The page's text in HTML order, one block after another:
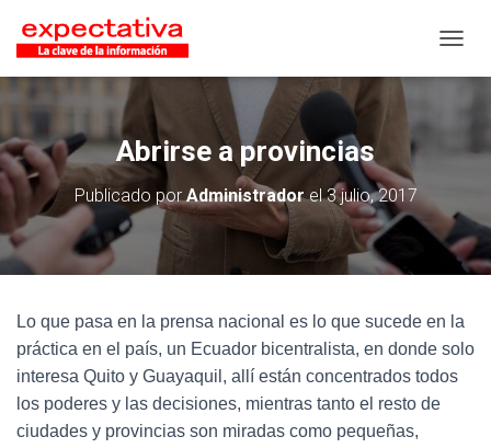
Abrirse a provincias
Publicado porAdministradorel3 julio, 2017
Lo que pasa en la prensa nacional es lo que sucede en la
práctica en el país, un Ecuador bicentralista, en donde solo
interesa Quito y Guayaquil, allí están concentrados todos
los poderes y las decisiones, mientras tanto el resto de
ciudades y provincias son miradas como pequeñas,